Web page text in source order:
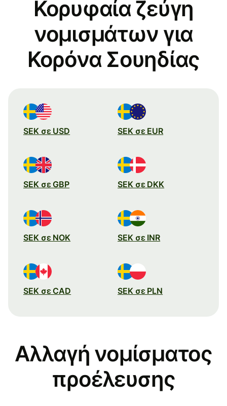
Κορυφαία ζεύγη
νομισμάτων για
Κορόνα Σουηδίας
SEK σε USD SEK σε EUR
SEK σε GBP SEK σε DKK
SEK σε NOK SEK σε INR
SEK σε CAD SEK σε PLN
Αλλαγή νομίσματος
προέλευσης